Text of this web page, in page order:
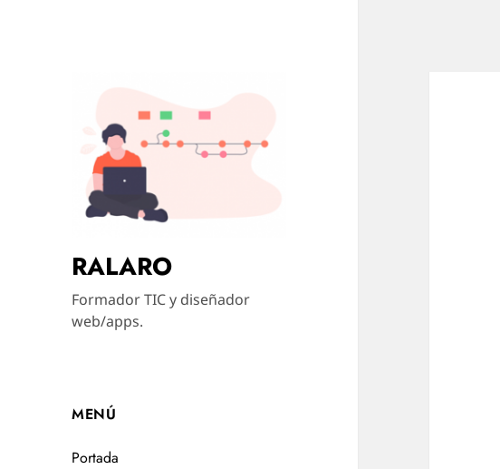
RALARO
Formador TIC y diseñador
web/apps.
MENÚ
Portada